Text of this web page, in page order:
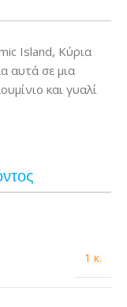
Island, Κύρια
αυτά σε μια
και γυαλί
1 κ.